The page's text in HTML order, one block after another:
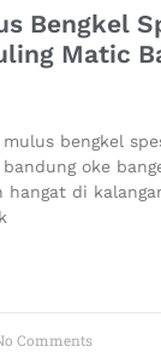
Bengkel
Matic
bengkel
oke
hangat di
Comments